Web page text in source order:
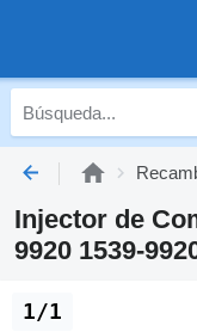
Injector de
9920 1539-
1/1